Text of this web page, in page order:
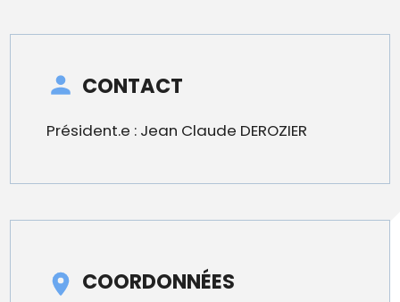
CONTACT
Président.e : Jean Claude DEROZIER
COORDONNÉES